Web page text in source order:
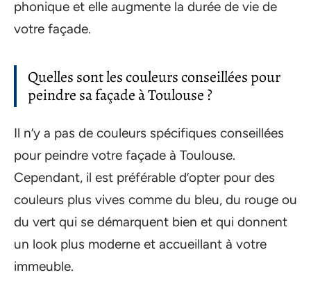
phonique et elle augmente la durée de vie de
votre façade.
Quelles sont les couleurs conseillées pour
peindre sa façade à Toulouse ?
Il n’y a pas de couleurs spécifiques conseillées
pour peindre votre façade à Toulouse.
Cependant, il est préférable d’opter pour des
couleurs plus vives comme du bleu, du rouge ou
du vert qui se démarquent bien et qui donnent
un look plus moderne et accueillant à votre
immeuble.